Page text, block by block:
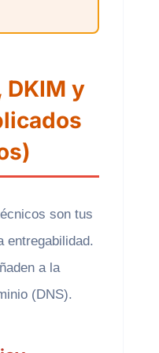
DKIM y
son tus
entregabilidad.
a la
(DNS).